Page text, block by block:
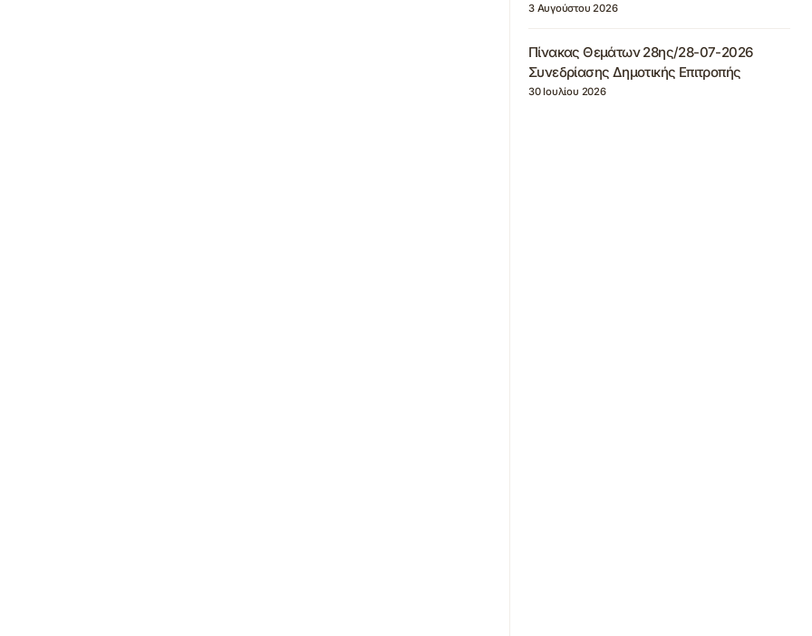
3 Αυγούστου 2026
Πίνακας Θεμάτων 28ης/28-07-2026
Συνεδρίασης Δημοτικής Επιτροπής
30 Ιουλίου 2026